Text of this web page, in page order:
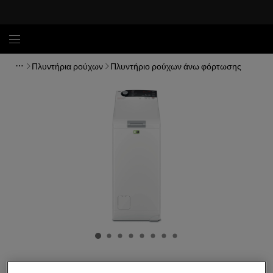
Πλυντήρια ρούχων Πλυντήριο ρούχων άνω φόρτωσης